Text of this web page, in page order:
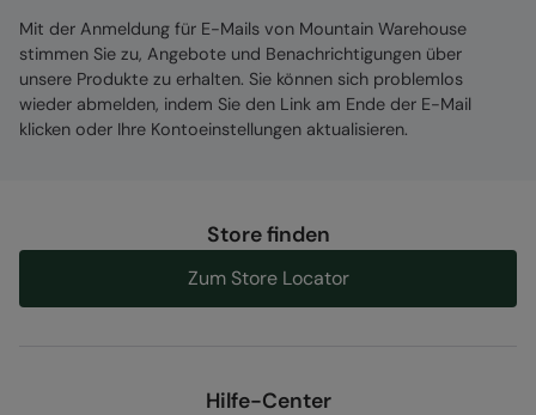
Material:
Error loading composition data
Zuständige Stelle
Mit der Anmeldung für E-Mails von Mountain Warehouse
stimmen Sie zu, Angebote und Benachrichtigungen über
unsere Produkte zu erhalten. Sie können sich problemlos
wieder abmelden, indem Sie den Link am Ende der E-Mail
klicken oder Ihre Kontoeinstellungen aktualisieren.
Store finden
Zum Store Locator
Hilfe-Center